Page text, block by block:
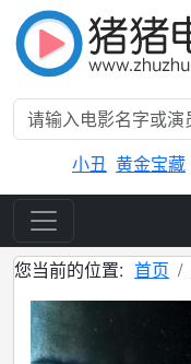
小丑 黄金宝藏
您当前的位置: 首页